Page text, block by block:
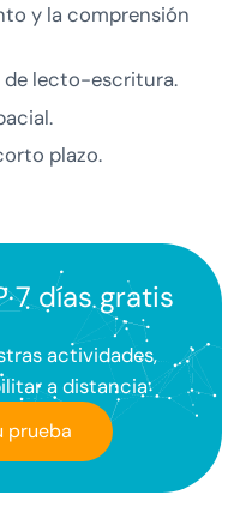
y la comprensión
de lecto-escritura.
plazo.
7 días gratis
actividades,
a distancia
prueba